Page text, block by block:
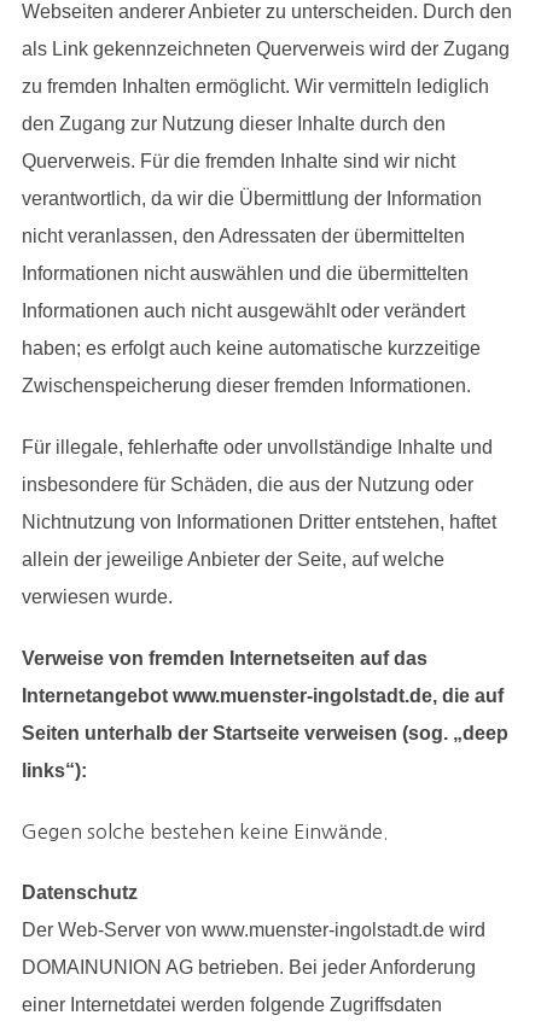
Webseiten anderer Anbieter zu unterscheiden. Durch den
als Link gekennzeichneten Querverweis wird der Zugang
zu fremden Inhalten ermöglicht. Wir vermitteln lediglich
den Zugang zur Nutzung dieser Inhalte durch den
Querverweis. Für die fremden Inhalte sind wir nicht
verantwortlich, da wir die Übermittlung der Information
nicht veranlassen, den Adressaten der übermittelten
Informationen nicht auswählen und die übermittelten
Informationen auch nicht ausgewählt oder verändert
haben; es erfolgt auch keine automatische kurzzeitige
Zwischenspeicherung dieser fremden Informationen.
Für illegale, fehlerhafte oder unvollständige Inhalte und
insbesondere für Schäden, die aus der Nutzung oder
Nichtnutzung von Informationen Dritter entstehen, haftet
allein der jeweilige Anbieter der Seite, auf welche
verwiesen wurde.
Verweise von fremden Internetseiten auf das
Internetangebot www.muenster-ingolstadt.de, die auf
Seiten unterhalb der Startseite verweisen (sog. „deep
links“):
Gegen solche bestehen keine Einwände.
Datenschutz
Der Web-Server von www.muenster-ingolstadt.de wird
DOMAINUNION AG betrieben. Bei jeder Anforderung
einer Internetdatei werden folgende Zugriffsdaten